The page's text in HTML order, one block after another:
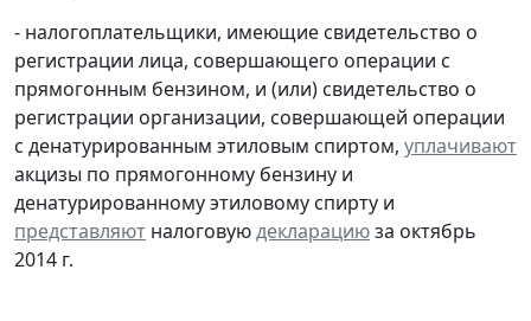
- налогоплательщики, имеющие свидетельство о
регистрации лица, совершающего операции с
прямогонным бензином, и (или) свидетельство о
регистрации организации, совершающей операции
с денатурированным этиловым спиртом, уплачивают
акцизы по прямогонному бензину и
денатурированному этиловому спирту и
представляют налоговуюдекларациюза октябрь
2014 г.